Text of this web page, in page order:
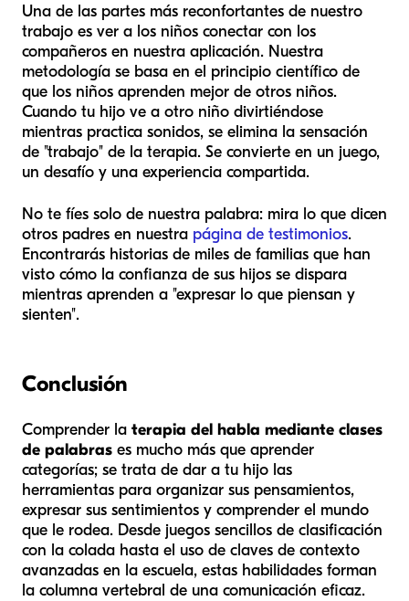
Una de las partes más reconfortantes de nuestro
trabajo es ver a los niños conectar con los
compañeros en nuestra aplicación. Nuestra
metodología se basa en el principio científico de
que los niños aprenden mejor de otros niños.
Cuando tu hijo ve a otro niño divirtiéndose
mientras practica sonidos, se elimina la sensación
de "trabajo" de la terapia. Se convierte en un juego,
un desafío y una experiencia compartida.
No te fíes solo de nuestra palabra: mira lo que dicen
otros padres en nuestra página de testimonios.
Encontrarás historias de miles de familias que han
visto cómo la confianza de sus hijos se dispara
mientras aprenden a "expresar lo que piensan y
sienten".
Conclusión
Comprender la terapia del habla mediante clases
de palabras es mucho más que aprender
categorías; se trata de dar a tu hijo las
herramientas para organizar sus pensamientos,
expresar sus sentimientos y comprender el mundo
que le rodea. Desde juegos sencillos de clasificación
con la colada hasta el uso de claves de contexto
avanzadas en la escuela, estas habilidades forman
la columna vertebral de una comunicación eficaz.